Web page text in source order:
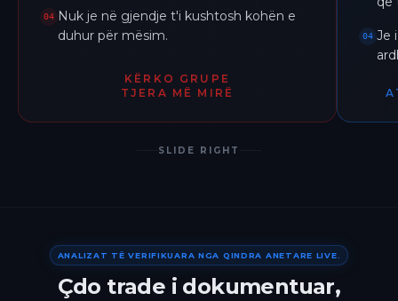
04 Nuk je në gjendje t'i kushtosh kohën e
duhur për mësim.
KËRKO GRUPE
TJERA MË MIRË
04 Je
SLIDE RIGHT
ANALIZAT TË VERIFIKUARA NGA QINDRA ANETARE LIVE.
Çdo trade i dokumentuar,